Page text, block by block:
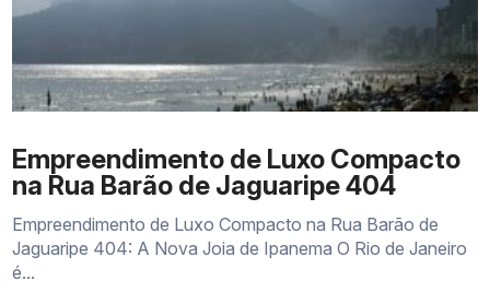
Empreendimento de Luxo Compacto
na Rua Barão de Jaguaripe 404
Empreendimento de Luxo Compacto na Rua Barão de
Jaguaripe 404: A Nova Joia de Ipanema O Rio de Janeiro
é...